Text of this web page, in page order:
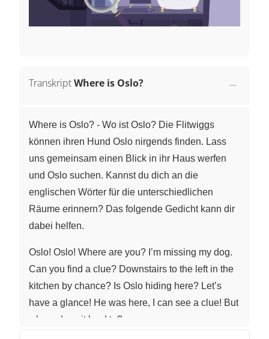
TranskriptWhere is Oslo?
Where is Oslo? - Wo ist Oslo? Die Flitwiggs
können ihren Hund Oslo nirgends finden. Lass
uns gemeinsam einen Blick in ihr Haus werfen
und Oslo suchen. Kannst du dich an die
englischen Wörter für die unterschiedlichen
Räume erinnern? Das folgende Gedicht kann dir
dabei helfen.
Oslo! Oslo! Where are you? I’m missing my dog.
Can you find a clue? Downstairs to the left in the
kitchen by chance? Is Oslo hiding here? Let’s
have a glance! He was here, I can see a clue! But
where does it lead to?